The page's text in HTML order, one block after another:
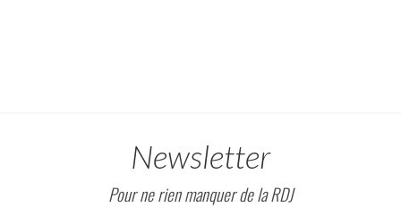
Newsletter
Pour ne rien manquer de la RDJ